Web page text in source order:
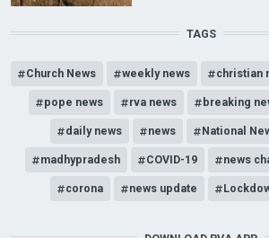
TAGS
Church News weekly news christian
pope news rva news breaking
daily news news National
madhypradesh COVID-19 news
corona news update